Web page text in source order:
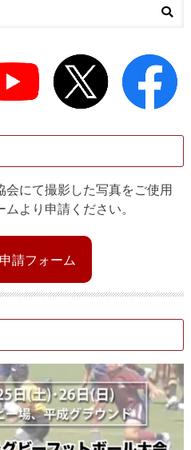
にて撮影した写真をご使用
より申請ください。
請フォーム